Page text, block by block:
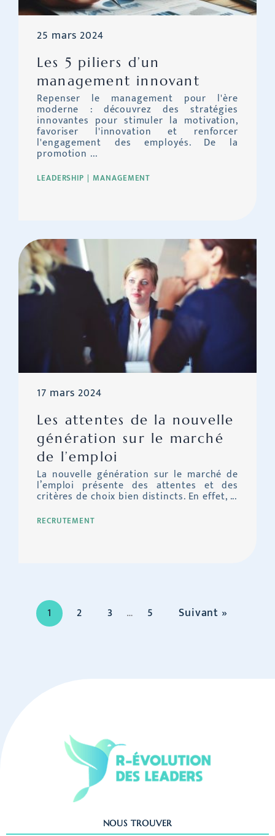
LEADERSHIP MANAGEMENT
Les 5 piliers d’un
management innovant
25 mars 2024
Repenser le management pour l'ère
moderne : découvrez des stratégies
innovantes pour stimuler la motivation,
favoriser l'innovation et renforcer
l'engagement des employés. De la
promotion ...
RECRUTEMENT
Les attentes de la nouvelle
génération sur le marché
de l’emploi
17 mars 2024
La nouvelle génération sur le marché de
l’emploi présente des attentes et des
critères de choix bien distincts. En effet, ...
1 2 3 … 5 Suivant »
NOUS TROUVER